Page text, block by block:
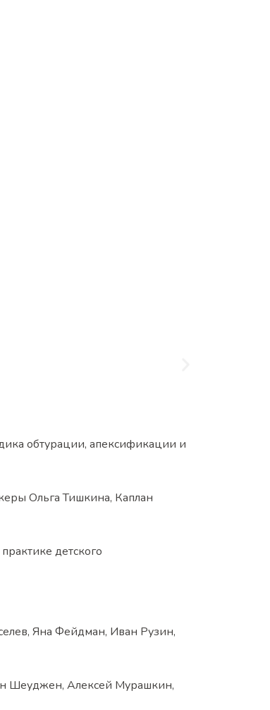
обтурации, апексификации и
Ольга Тишкина, Каплан
детского
Яна Фейдман, Иван Рузин,
Шеуджен, Алексей Мурашкин,